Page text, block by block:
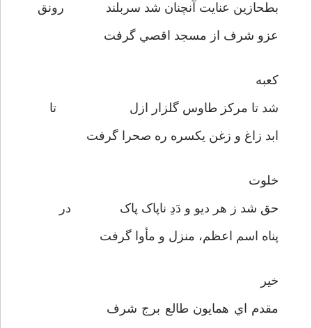
بطحازين عنايت آنچنان شد سربلند رونق
عزو شرف از مسجد اقصي گرفت
کعبه
شد تا مرکز طاوس گلزار ازل تا
ابد زاغ و زغن يکسره ره صحرا گرفت
خلوت
حق شد ز هر ديو و دَدِ ناپاک پاک در
پناه اسم اعظم، منزل و مأوا گرفت
خير
مقدم اي همايون طالع برج شرف